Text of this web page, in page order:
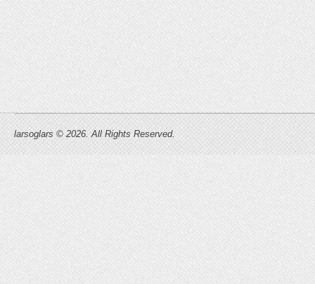
larsoglars © 2026. All Rights Reserved.